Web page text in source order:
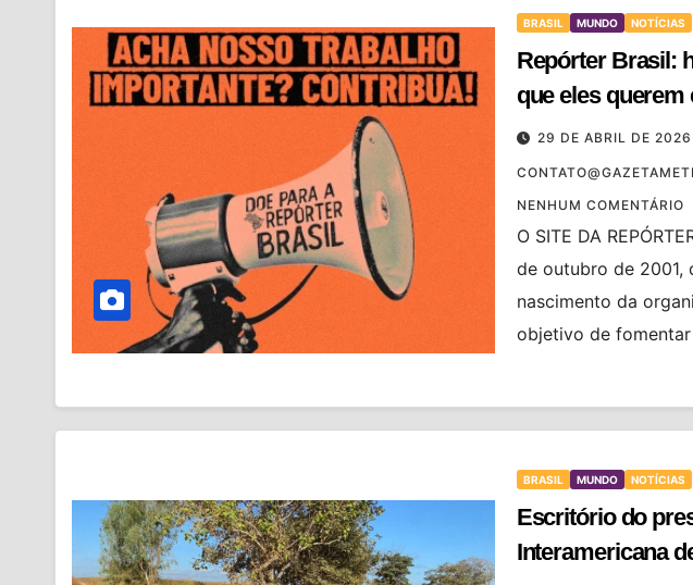
BRASIL MUNDO NOTÍCIAS
Repórter Brasil:
que eles querem
29 DE ABRIL DE 2026
NENHUM COMENTÁRIO
O SITE DA
de outubro de 2001,
nascimento da
objetivo de
BRASIL MUNDO NOTÍCIAS
Escritório do
Interamericana